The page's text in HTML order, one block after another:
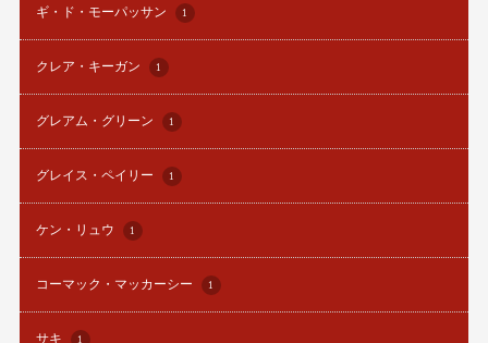
ギ・ド・モーパッサン 1
クレア・キーガン 1
グレアム・グリーン 1
グレイス・ペイリー 1
ケン・リュウ 1
コーマック・マッカーシー 1
サキ 1